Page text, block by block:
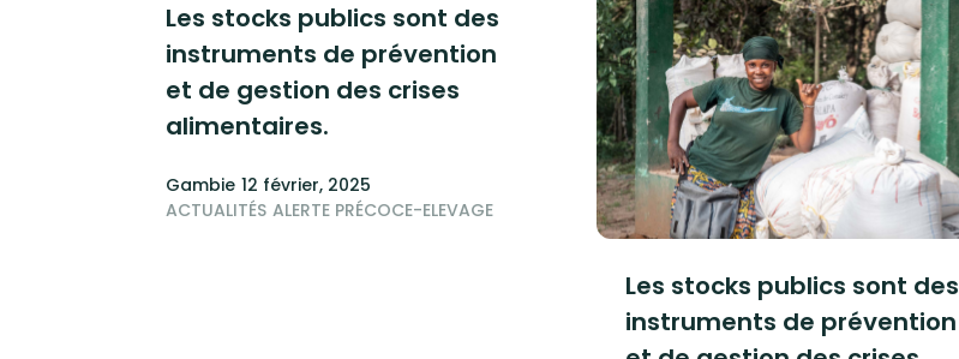
Les stocks publics sont des
instruments de prévention
et de gestion des crises
alimentaires.
Gambie 12 février, 2025
ACTUALITÉS ALERTE PRÉCOCE-ELEVAGE
Les stocks publics sont des
instruments de prévention